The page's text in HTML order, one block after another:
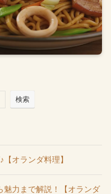
検索
オランダ料理】
魅力まで解説！【オランダ